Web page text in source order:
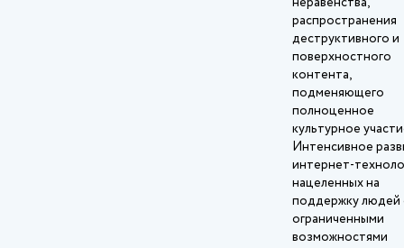
распространения
деструктивного и
поверхностного
контента,
подменяющего
полноценное
культурное
Интенсивное
нацеленных на
поддержку людей
ограниченными
возможностями